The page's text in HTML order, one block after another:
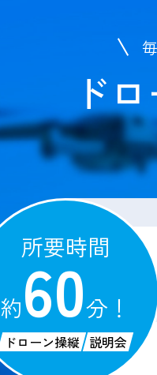
ド
所要時間
約60分！
ドローン操縦 説明会